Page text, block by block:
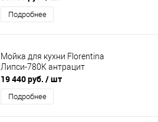
Подробнее
Мойка для кухни Florentina
Липси-780К антрацит
19 440 руб. / шт
Подробнее